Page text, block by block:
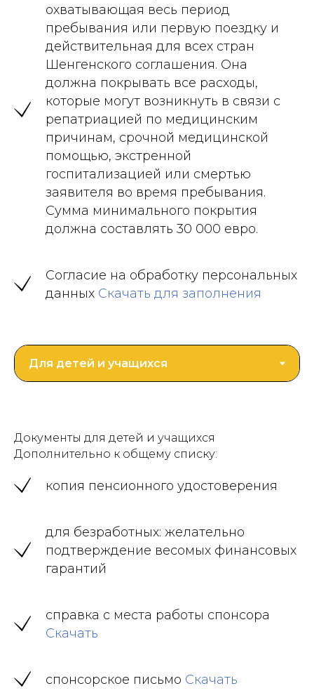
охватывающая весь период
пребывания или первую поездку и
действительная для всех стран
Шенгенского соглашения. Она
должна покрывать все расходы,
которые могут возникнуть в связи с
репатриацией по медицинским
причинам, срочной медицинской
помощью, экстренной
госпитализацией или смертью
заявителя во время пребывания.
Сумма минимального покрытия
должна составлять 30 000 евро.
Согласие на обработку персональных
данных Скачать для заполнения
Документы для детей и учащихся
Дополнительно к общему списку:
копия пенсионного удостоверения
для безработных: желательно
подтверждение весомых финансовых
гарантий
справка с места работы спонсора
Скачать
спонсорское письмо Скачать